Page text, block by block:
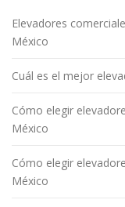
Elevadores
México
Cuál es el mejor
Cómo elegir
México
Cómo elegir
México